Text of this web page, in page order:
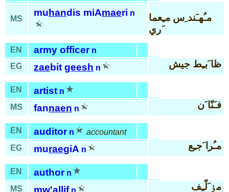
MS
muhandis miAmaeri n
مـُهـَند ِس مـِعما
َري
EN army officer n
EG
zaebit geesh n ظا َبـِط جيش
EN artist n
MS
fannaen n فـَنّا َن
EN auditor n
accountant
EG
muraegiA n مـُرا َجـِع
EN author n
MS
mw'al lif مٶ َلّـِف